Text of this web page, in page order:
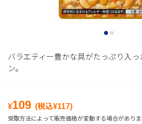
バラエティー豊かな具がたっぷり入
ン。
¥109 (税込¥117)
受取方法によって販売価格が変動する場合がありま